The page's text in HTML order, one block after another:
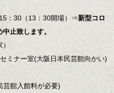
：30（13：30開場）⇒新型コロ
止致します。
ミナー室(大阪日本民芸館向かい)
館入館料が必要)